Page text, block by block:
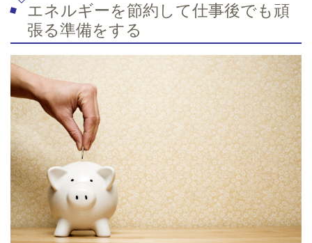
エネルギーを節約して仕事後でも頑
張る準備をする